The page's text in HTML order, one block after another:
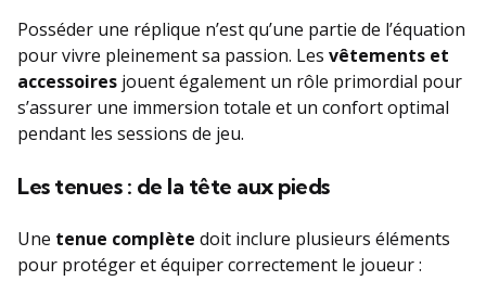
Posséder une réplique n’est qu’une partie de l’équation
pour vivre pleinement sa passion. Les vêtements et
accessoires jouent également un rôle primordial pour
s’assurer une immersion totale et un confort optimal
pendant les sessions de jeu.
Les tenues : de la tête aux pieds
Une tenue complète doit inclure plusieurs éléments
pour protéger et équiper correctement le joueur :